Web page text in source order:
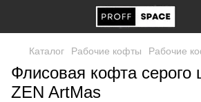
Каталог Рабочие кофты Рабочие
Флисовая кофта серого
ZEN ArtMas